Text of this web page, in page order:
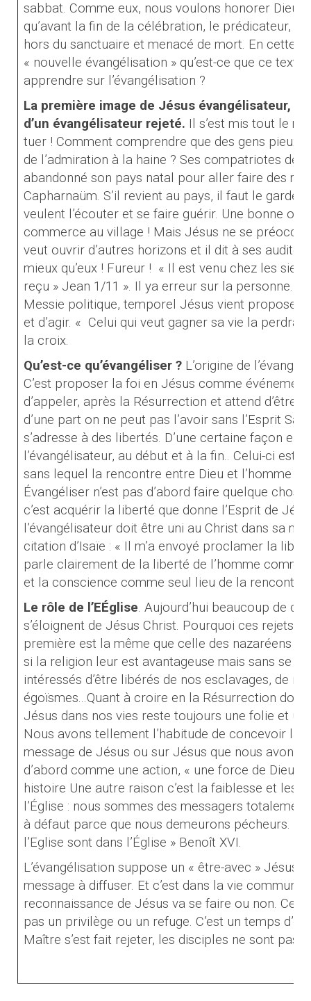
sabbat. Comme eux, nous voulons honorer Dieu
qu’avant la fin de la célébration, le prédicateur,
hors du sanctuaire et menacé de mort. En cette
« nouvelle évangélisation » qu’est-ce que ce texte
apprendre sur l’évangélisation ?
La première image de Jésus évangélisateur,
d’un évangélisateur rejeté. Il s’est mis tout le
tuer ! Comment comprendre que des gens pieux
de l’admiration à la haine ? Ses compatriotes
abandonné son pays natal pour aller faire des
Capharnaüm. S’il revient au pays, il faut le
veulent l’écouter et se faire guérir. Une bonne
commerce au village ! Mais Jésus ne se
veut ouvrir d’autres horizons et il dit à ses
mieux qu’eux ! Fureur ! « Il est venu chez les
reçu » Jean 1/11 ». Il ya erreur sur la personne.
Messie politique, temporel Jésus vient proposer
et d’agir. « Celui qui veut gagner sa vie la perdra
la croix.
Qu’est-ce qu’évangéliser ? L’origine de
C’est proposer la foi en Jésus comme
d’appeler, après la Résurrection et attend d’être
d’une part on ne peut pas l’avoir sans l’Esprit
s’adresse à des libertés. D’une certaine façon
l’évangélisateur, au début et à la fin.. Celui-ci est
sans lequel la rencontre entre Dieu et l’homme
Évangéliser n’est pas d’abord faire quelque
c’est acquérir la liberté que donne l’Esprit de
l’évangélisateur doit être uni au Christ dans sa
citation d’Isaïe : « Il m’a envoyé proclamer la
parle clairement de la liberté de l’homme comme
et la conscience comme seul lieu de la rencontre
Le rôle de l’EÉglise. Aujourd’hui beaucoup de
s’éloignent de Jésus Christ. Pourquoi ces rejets?
première est la même que celle des nazaréens
si la religion leur est avantageuse mais sans se
intéressés d’être libérés de nos esclavages, de
égoïsmes...Quant à croire en la Résurrection
Jésus dans nos vies reste toujours une folie et un
Nous avons tellement l’habitude de concevoir
message de Jésus ou sur Jésus que nous avons
d’abord comme une action, « une force de Dieu »
histoire Une autre raison c’est la faiblesse et les
l’Église : nous sommes des messagers
à défaut parce que nous demeurons pécheurs. «
l’Eglise sont dans l’Église » Benoît XVI.
L’évangélisation suppose un « être-avec » Jésus
message à diffuser. Et c’est dans la vie commune
reconnaissance de Jésus va se faire ou non. Cet
pas un privilège ou un refuge. C’est un temps
Maître s’est fait rejeter, les disciples ne sont pas